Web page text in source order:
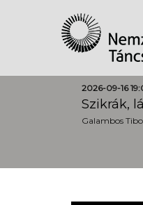
2026-09-16
Szikrák,
Galambos